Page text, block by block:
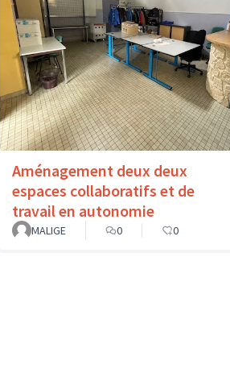
Aménagement deux deux
espaces collaboratifs et de
travail en autonomie
MALIGE 0 0